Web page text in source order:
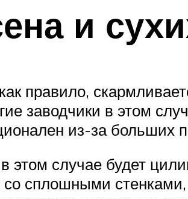
и
правило,
заводчики в этом
из-за больших
этом случае будет
сплошными